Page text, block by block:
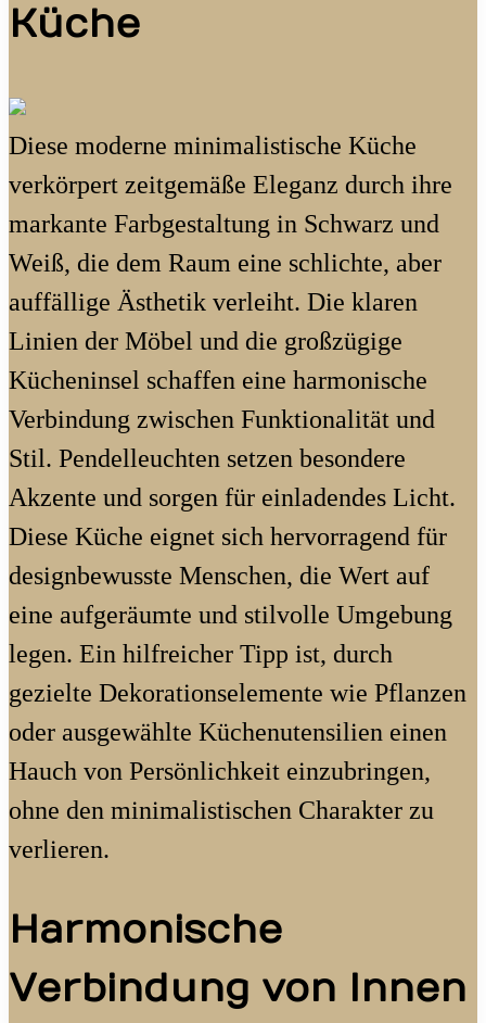
Küche
Diese moderne minimalistische Küche
verkörpert zeitgemäße Eleganz durch ihre
markante Farbgestaltung in Schwarz und
Weiß, die dem Raum eine schlichte, aber
auffällige Ästhetik verleiht. Die klaren
Linien der Möbel und die großzügige
Kücheninsel schaffen eine harmonische
Verbindung zwischen Funktionalität und
Stil. Pendelleuchten setzen besondere
Akzente und sorgen für einladendes Licht.
Diese Küche eignet sich hervorragend für
designbewusste Menschen, die Wert auf
eine aufgeräumte und stilvolle Umgebung
legen. Ein hilfreicher Tipp ist, durch
gezielte Dekorationselemente wie Pflanzen
oder ausgewählte Küchenutensilien einen
Hauch von Persönlichkeit einzubringen,
ohne den minimalistischen Charakter zu
verlieren.
Harmonische
Verbindung von Innen